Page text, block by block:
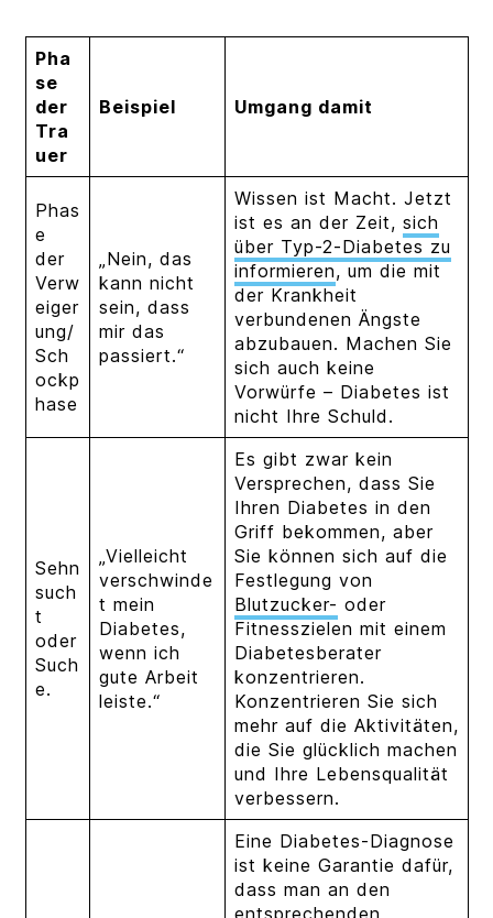
Pha
se
der
Tra
uer
Beispiel Umgang damit
Phas
e
der
Verw
eiger
ung/
Sch
ockp
hase
„Nein, das
kann nicht
sein, dass
mir das
passiert.“
Wissen ist Macht. Jetzt
ist es an der Zeit, sich
über Typ-2-Diabetes zu
informieren, um die mit
der Krankheit
verbundenen Ängste
abzubauen. Machen Sie
sich auch keine
Vorwürfe – Diabetes ist
nicht Ihre Schuld.
Sehn
such
t
oder
Such
e.
„Vielleicht
verschwinde
t mein
Diabetes,
wenn ich
gute Arbeit
leiste.“
Es gibt zwar kein
Versprechen, dass Sie
Ihren Diabetes in den
Griff bekommen, aber
Sie können sich auf die
Festlegung von
Blutzucker- oder
Fitnesszielen mit einem
Diabetesberater
konzentrieren.
Konzentrieren Sie sich
mehr auf die Aktivitäten,
die Sie glücklich machen
und Ihre Lebensqualität
verbessern.
Eine Diabetes-Diagnose
ist keine Garantie dafür,
dass man an den
entsprechenden